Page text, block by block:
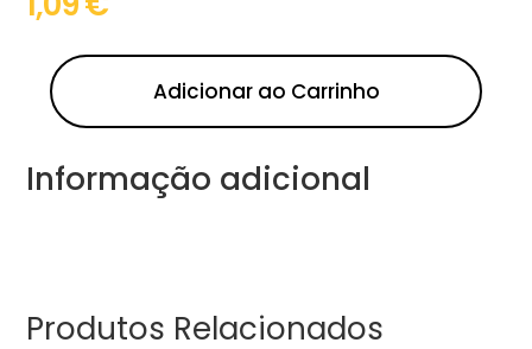
Adicionar ao Carrinho
Informação adicional
Produtos Relacionados